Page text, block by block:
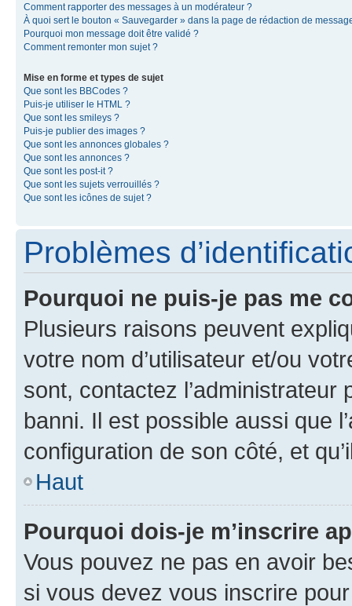
Comment rapporter des messages à un modérateur ?
À quoi sert le bouton « Sauvegarder » dans la page de rédaction de
Pourquoi mon message doit être validé ?
Comment remonter mon sujet ?
Mise en forme et types de sujet
Que sont les BBCodes ?
Puis-je utiliser le HTML ?
Que sont les smileys ?
Puis-je publier des images ?
Que sont les annonces globales ?
Que sont les annonces ?
Que sont les post-it ?
Que sont les sujets verrouillés ?
Que sont les icônes de sujet ?
Problèmes
Pourquoi ne puis-je pas me
Plusieurs raisons peuvent
votre nom d’utilisateur et/ou
sont, contactez l’administrateur
banni. Il est possible aussi que
configuration de son côté, et
Haut
Pourquoi dois-je m’inscrire
Vous pouvez ne pas en avoir
si vous devez vous inscrire